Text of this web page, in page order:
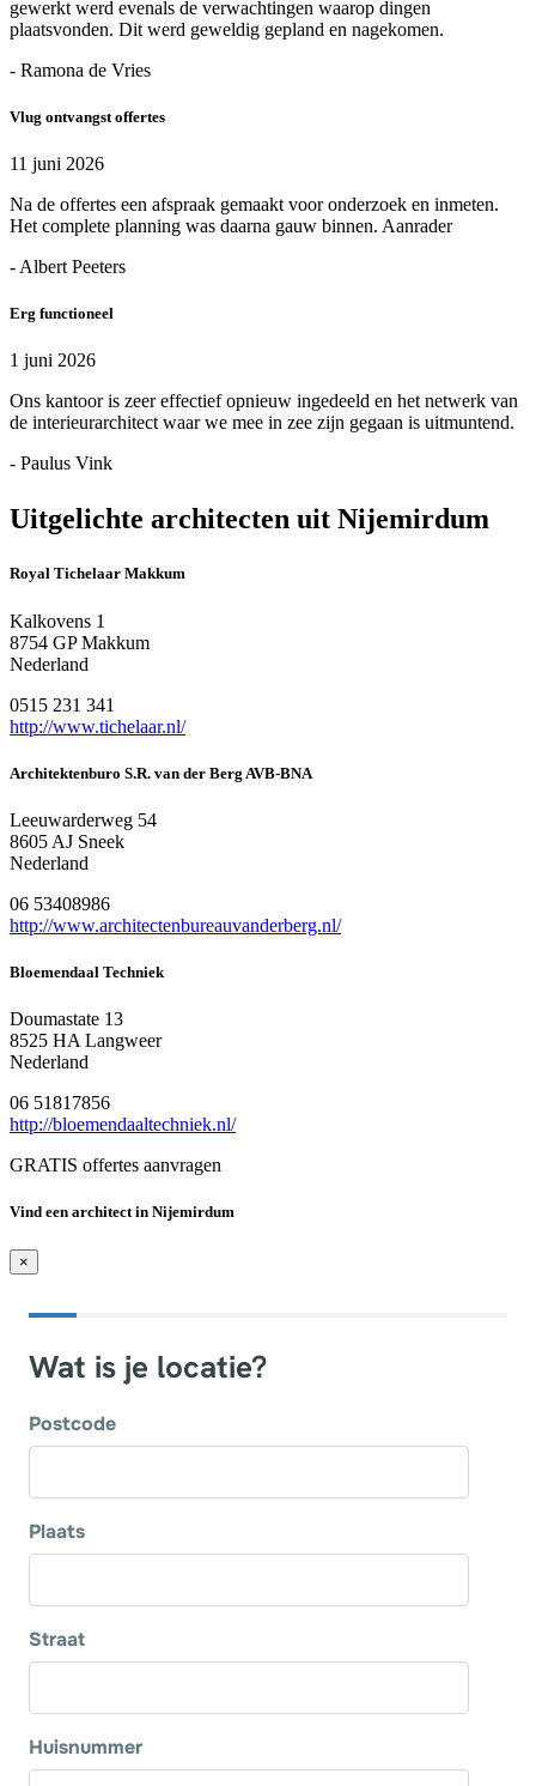
gewerkt werd evenals de verwachtingen waarop dingen
plaatsvonden. Dit werd geweldig gepland en nagekomen.
- Ramona de Vries
Vlug ontvangst offertes
11 juni 2026
Na de offertes een afspraak gemaakt voor onderzoek en inmeten.
Het complete planning was daarna gauw binnen. Aanrader
- Albert Peeters
Erg functioneel
1 juni 2026
Ons kantoor is zeer effectief opnieuw ingedeeld en het netwerk van
de interieurarchitect waar we mee in zee zijn gegaan is uitmuntend.
- Paulus Vink
Uitgelichte architecten uit Nijemirdum
Royal Tichelaar Makkum
Kalkovens 1
8754 GP Makkum
Nederland
0515 231 341
http://www.tichelaar.nl/
Architektenburo S.R. van der Berg AVB-BNA
Leeuwarderweg 54
8605 AJ Sneek
Nederland
06 53408986
http://www.architectenbureauvanderberg.nl/
Bloemendaal Techniek
Doumastate 13
8525 HA Langweer
Nederland
06 51817856
http://bloemendaaltechniek.nl/
GRATIS offertes aanvragen
Vind een architect in Nijemirdum
×